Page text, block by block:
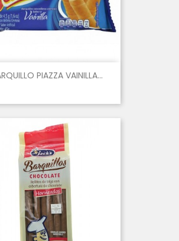
PIAZZA VAINILLA...